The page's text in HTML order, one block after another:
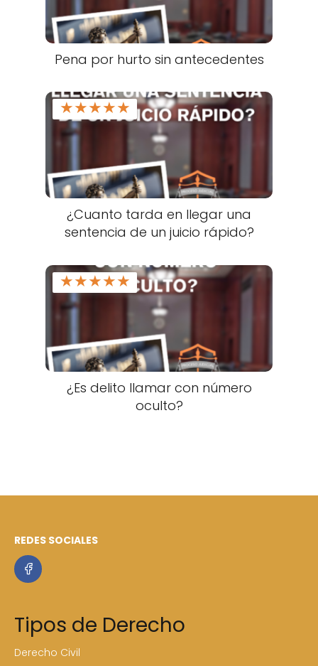
Pena por hurto sin antecedentes
★★★★★
¿Cuanto tarda en llegar una
sentencia de un juicio rápido?
★★★★★
¿Es delito llamar con número
oculto?
REDES SOCIALES
Tipos de Derecho
Derecho Civil